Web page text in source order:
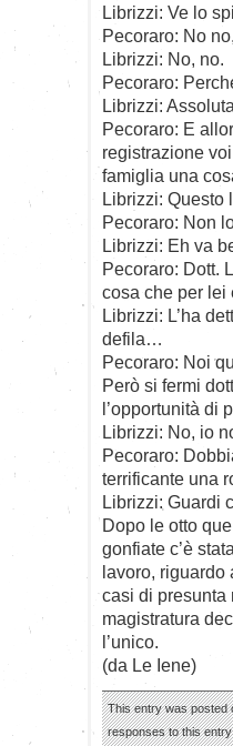
Librizzi: Ve lo
Pecoraro: No
Librizzi: No, no.
Pecoraro:
Librizzi:
Pecoraro: E
registrazione
famiglia una
Librizzi: Questo
Pecoraro: Non
Librizzi: Eh va
Pecoraro: Dott.
cosa che per lei
Librizzi: L’ha
defila…
Pecoraro: Noi
Però si fermi
l’opportunità di
Librizzi: No, io
Pecoraro:
terrificante una
Librizzi: Guardi
Dopo le otto
gonfiate c’è
lavoro, riguardo
casi di presunta
magistratura
l’unico.
(da Le Iene)
This entry was posted
responses to this